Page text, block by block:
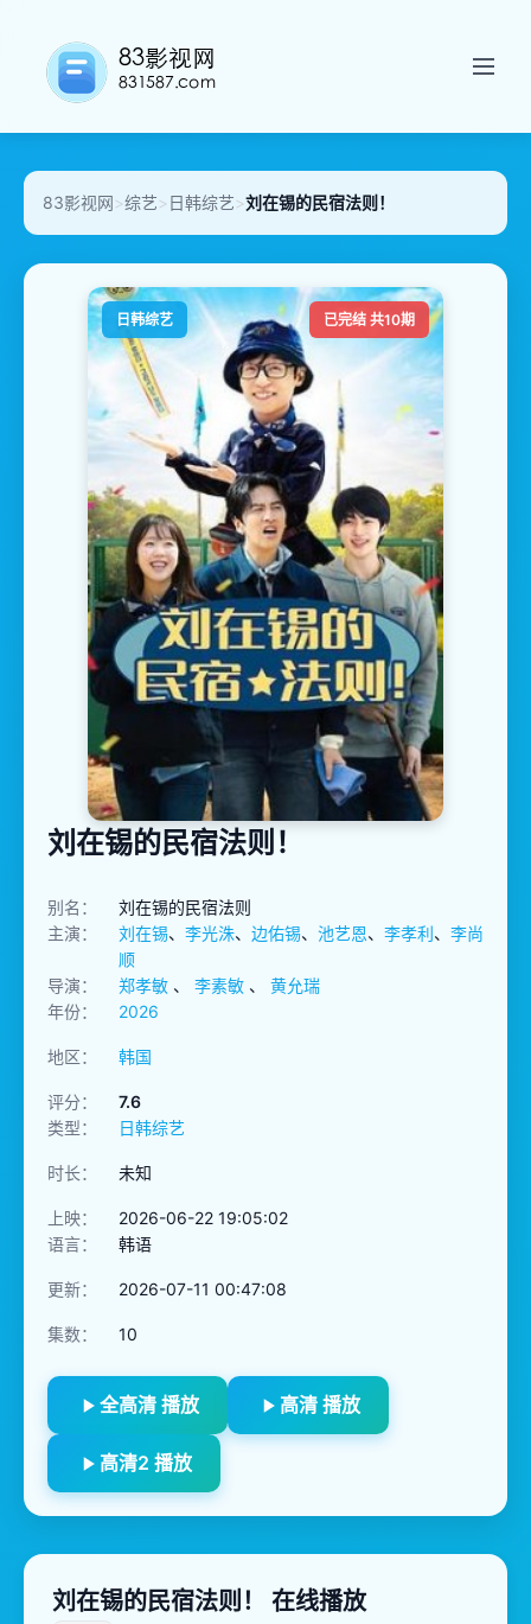
83影视网>综艺> 日韩综艺>刘在锡的民宿法则！
日韩综艺 已完结 共10期
刘在锡的民宿法则！
别名：
刘在锡的民宿法则
主演：
刘在锡、 李光洙、 边佑锡、 池艺恩、 李孝利、 李尚
顺
导演：
郑孝敏 、 李素敏 、
黄允瑞
年份：
2026
地区： 韩国
评分：
7.6
类型：
日韩综艺
时长： 未知
上映：
2026-06-22 19:05:02
语言：
韩语
更新： 2026-07-11 00:47:08
集数： 10
全高清 播放 高清 播放
高清2 播放
刘在锡的民宿法则！ 在线播放